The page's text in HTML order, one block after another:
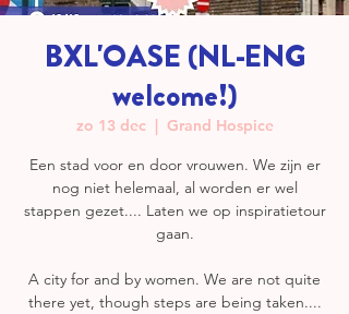
BXL'OASE (NL-ENG
welcome!)
zo 13 dec
  |
Grand Hospice
Een stad voor en door vrouwen. We zijn er
nog niet helemaal, al worden er wel
stappen gezet.... Laten we op inspiratietour
gaan.
A city for and by women. We are not quite
there yet, though steps are being taken....